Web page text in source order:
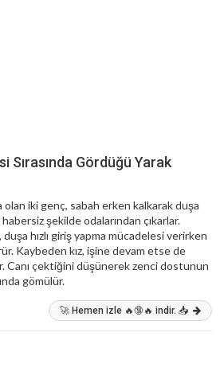
Sırasında Gördüğü Yarak
iki genç, sabah erken kalkarak duşa
şekilde odalarından çıkarlar.
hızlı giriş yapma mücadelesi verirken
Kaybeden kız, işine devam etse de
Canı çektiğini düşünerek zenci dostunun
gömülür.
🚀 Hemen izle 🔥🔞🔥 indir. 📥